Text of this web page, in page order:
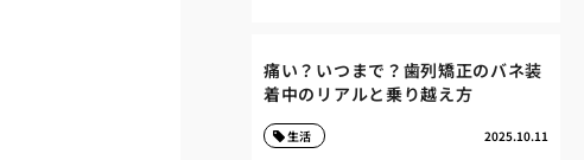
痛い？いつまで？歯列矯正のバネ装
着中のリアルと乗り越え方
2025.10.11
生活